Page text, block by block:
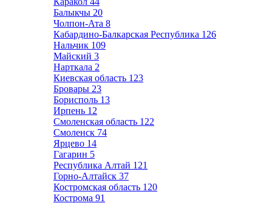
Балыкчы 20
Чолпон-Ата 8
Кабардино-Балкарская Республика 126
Нальчик 109
Майский 3
Нарткала 2
Киевская область 123
Бровары 23
Борисполь 13
Ирпень 12
Смоленская область 122
Смоленск 74
Ярцево 14
Гагарин 5
Республика Алтай 121
Горно-Алтайск 37
Костромская область 120
Кострома 91